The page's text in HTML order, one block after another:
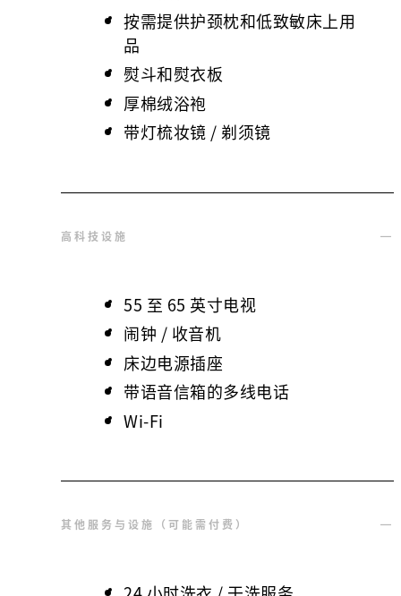
按需提供护颈枕和低致敏床上用
品
熨斗和熨衣板
厚棉绒浴袍
带灯梳妆镜 / 剃须镜
高科技设施
55 至 65 英寸电视
闹钟 / 收音机
床边电源插座
带语音信箱的多线电话
Wi-Fi
其他服务与设施（可能需付费）